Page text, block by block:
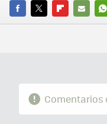
FACEBOOK
TWITTERFLIPBOARD
E-
Comentarios